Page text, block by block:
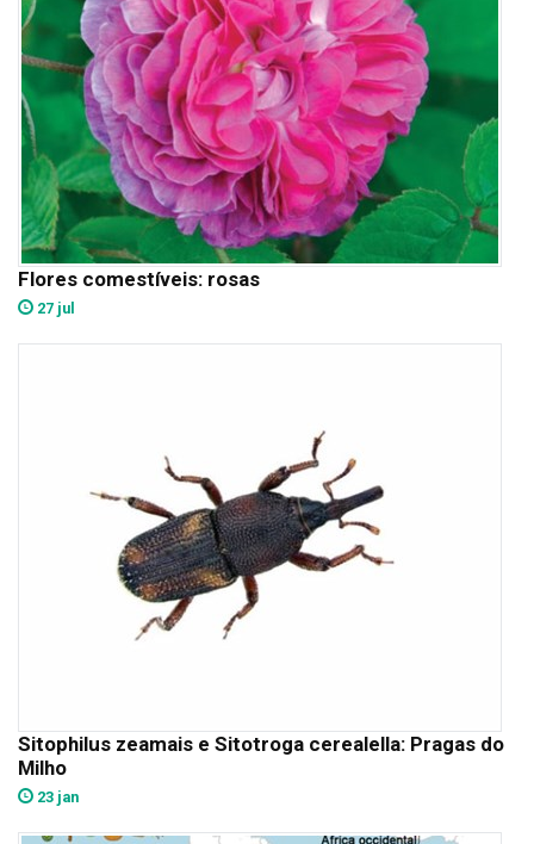
Flores comestíveis: rosas
27 jul
Sitophilus zeamais e Sitotroga cerealella: Pragas do
Milho
23 jan